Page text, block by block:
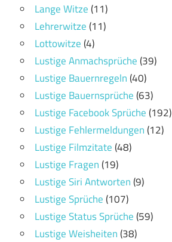
Lange Witze(11)
Lehrerwitze(11)
Lottowitze(4)
Lustige Anmachsprüche(39)
Lustige Bauernregeln(40)
Lustige Bauernsprüche(63)
Lustige Facebook Sprüche(192)
Lustige Fehlermeldungen(12)
Lustige Filmzitate(48)
Lustige Fragen(19)
Lustige Siri Antworten(9)
Lustige Sprüche(107)
Lustige Status Sprüche(59)
Lustige Weisheiten(38)